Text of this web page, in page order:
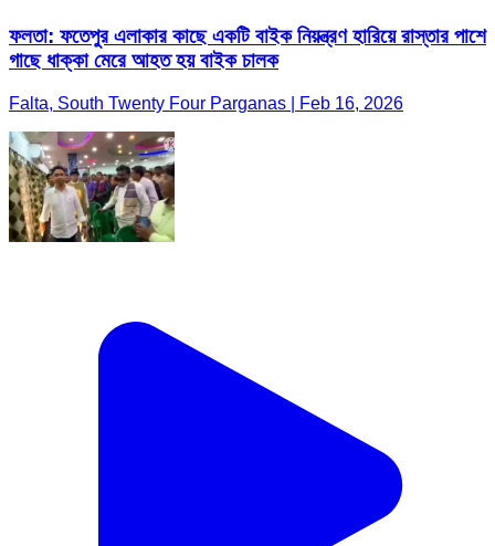
ফলতা: ফতেপুর এলাকার কাছে একটি বাইক নিয়ন্ত্রণ হারিয়ে রাস্তার পাশে
গাছে ধাক্কা মেরে আহত হয় বাইক চালক
Falta, South Twenty Four Parganas | Feb 16, 2026